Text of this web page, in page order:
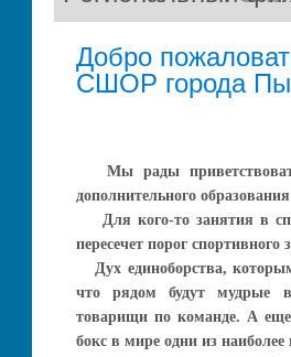
Добро
СШОР города
Мы рады
дополнительного
Для кого-то занятия в
пересечет порог
Дух единоборства,
что рядом будут мудрые
товарищи по команде. А еще
бокс в мире одни из